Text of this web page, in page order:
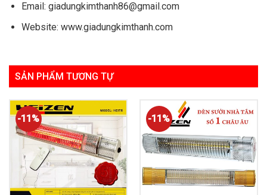
Email: giadungkimthanh86@gmail.com
Website: www.giadungkimthanh.com
SẢN PHẨM TƯƠNG TỰ
-11% -11%